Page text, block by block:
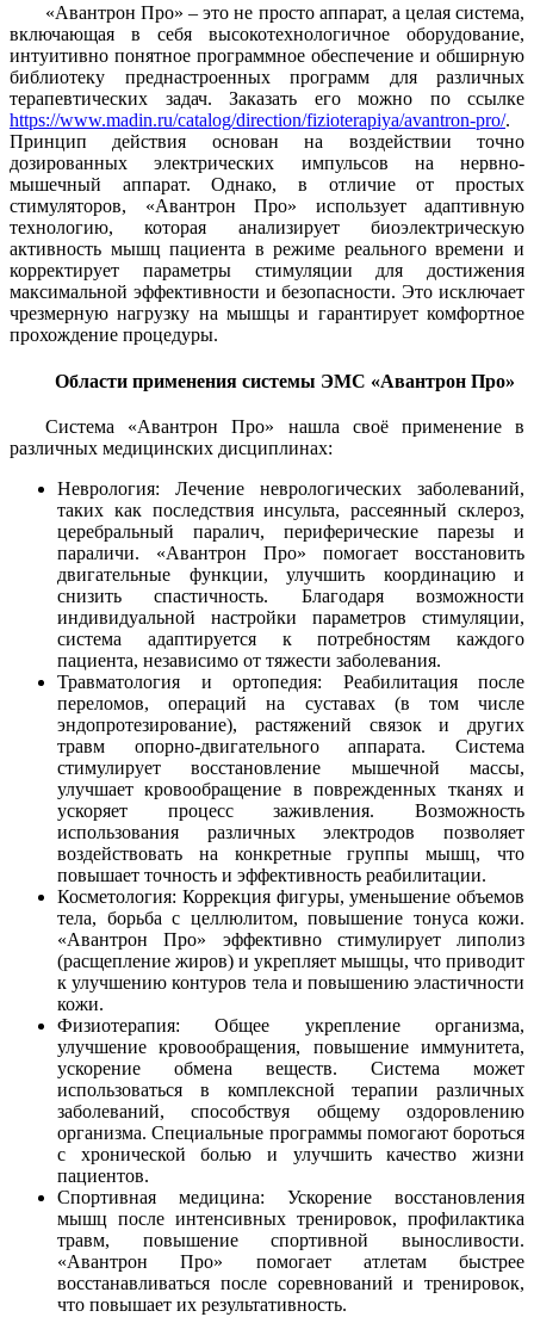
«Авантрон Про» – это не просто аппарат, а целая система,
включающая в себя высокотехнологичное оборудование,
интуитивно понятное программное обеспечение и обширную
библиотеку преднастроенных программ для различных
терапевтических задач. Заказать его можно по ссылке
https://www.madin.ru/catalog/direction/fizioterapiya/avantron-pro/.
Принцип действия основан на воздействии точно
дозированных электрических импульсов на нервно-
мышечный аппарат. Однако, в отличие от простых
стимуляторов, «Авантрон Про» использует адаптивную
технологию, которая анализирует биоэлектрическую
активность мышц пациента в режиме реального времени и
корректирует параметры стимуляции для достижения
максимальной эффективности и безопасности. Это исключает
чрезмерную нагрузку на мышцы и гарантирует комфортное
прохождение процедуры.
Области применения системы ЭМС «Авантрон Про»
Система «Авантрон Про» нашла своё применение в
различных медицинских дисциплинах:
Неврология: Лечение неврологических заболеваний,
таких как последствия инсульта, рассеянный склероз,
церебральный паралич, периферические парезы и
параличи. «Авантрон Про» помогает восстановить
двигательные функции, улучшить координацию и
снизить спастичность. Благодаря возможности
индивидуальной настройки параметров стимуляции,
система адаптируется к потребностям каждого
пациента, независимо от тяжести заболевания.
Травматология и ортопедия: Реабилитация после
переломов, операций на суставах (в том числе
эндопротезирование), растяжений связок и других
травм опорно-двигательного аппарата. Система
стимулирует восстановление мышечной массы,
улучшает кровообращение в поврежденных тканях и
ускоряет процесс заживления. Возможность
использования различных электродов позволяет
воздействовать на конкретные группы мышц, что
повышает точность и эффективность реабилитации.
Косметология: Коррекция фигуры, уменьшение объемов
тела, борьба с целлюлитом, повышение тонуса кожи.
«Авантрон Про» эффективно стимулирует липолиз
(расщепление жиров) и укрепляет мышцы, что приводит
к улучшению контуров тела и повышению эластичности
кожи.
Физиотерапия: Общее укрепление организма,
улучшение кровообращения, повышение иммунитета,
ускорение обмена веществ. Система может
использоваться в комплексной терапии различных
заболеваний, способствуя общему оздоровлению
организма. Специальные программы помогают бороться
с хронической болью и улучшить качество жизни
пациентов.
Спортивная медицина: Ускорение восстановления
мышц после интенсивных тренировок, профилактика
травм, повышение спортивной выносливости.
«Авантрон Про» помогает атлетам быстрее
восстанавливаться после соревнований и тренировок,
что повышает их результативность.